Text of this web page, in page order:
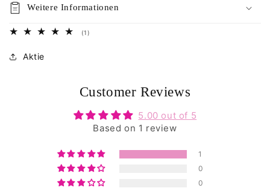
Weitere Informationen
(1)
Aktie
Customer Reviews
5.00 out of 5
Based on 1 review
1
0
0